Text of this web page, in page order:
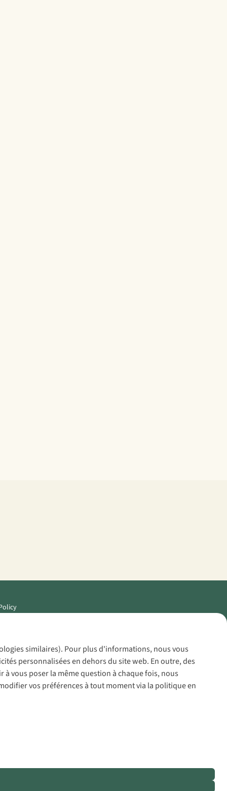
similaires). Pour plus d'informations, nous vous
personnalisées en dehors du site web. En outre, des
à vous poser la même question à chaque fois, nous
vos préférences à tout moment via la politique en